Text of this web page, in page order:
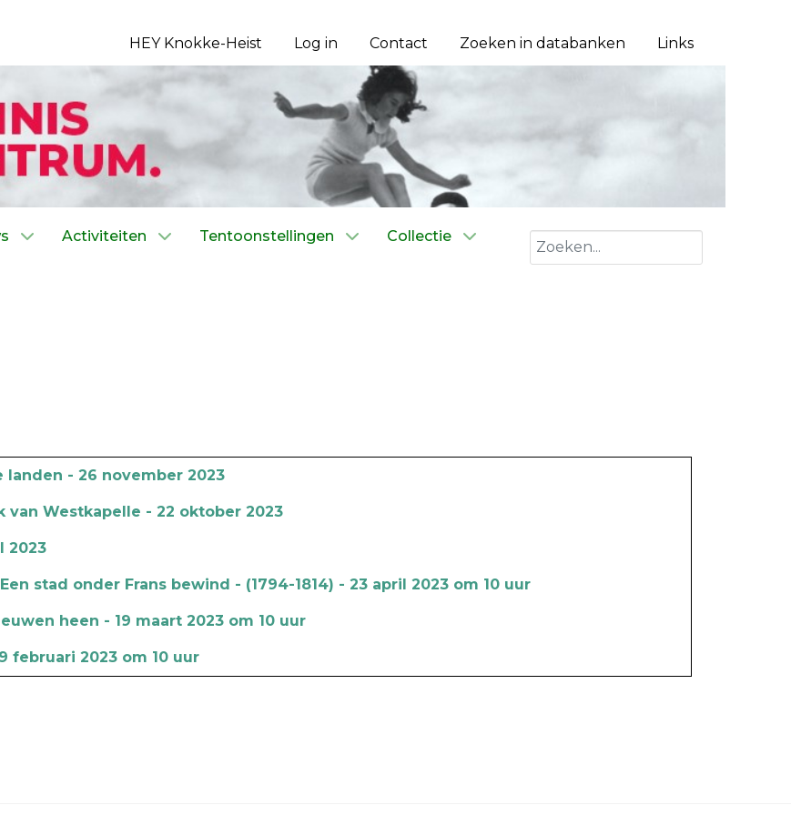
HEY Knokke-Heist Log in Contact Zoeken in databanken Links
Activiteiten Tentoonstellingen Collectie Zoeken
- 26 november 2023
Westkapelle - 22 oktober 2023
2023
stad onder Frans bewind - (1794-1814) - 23 april 2023 om 10 uur
heen - 19 maart 2023 om 10 uur
februari 2023 om 10 uur